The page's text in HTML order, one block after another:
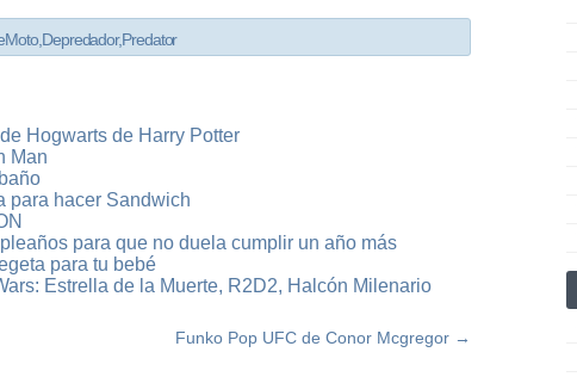
Moto,Depredador,Predator
Hogwarts de Harry Potter
Man
para hacer Sandwich
para que no duela cumplir un año más
para tu bebé
Estrella de la Muerte, R2D2, Halcón Milenario
Funko Pop UFC de Conor Mcgregor →